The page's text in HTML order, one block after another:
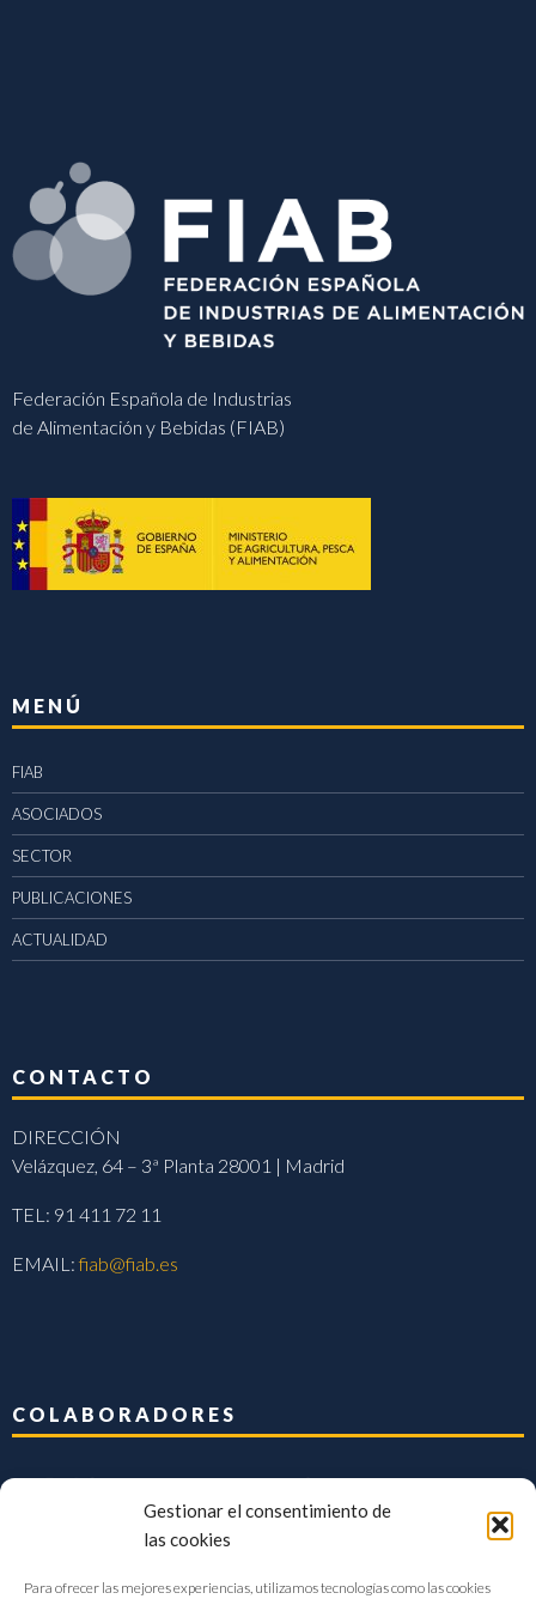
Gestionar el consentimiento de
las cookies
Para ofrecer las mejores experiencias, utilizamos tecnologías como las cookies
Federación Española de Industrias
de Alimentación y Bebidas (FIAB)
MENÚ
FIAB
ASOCIADOS
SECTOR
PUBLICACIONES
ACTUALIDAD
CONTACTO
DIRECCIÓN
Velázquez, 64 – 3ª Planta 28001 | Madrid
TEL: 91 411 72 11
EMAIL:fiab@fiab.es
COLABORADORES